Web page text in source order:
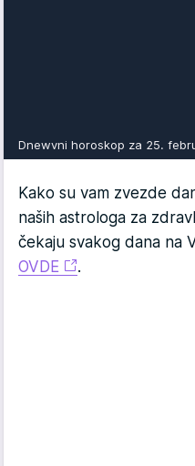
Dnewvni horoskop za 25.
Kako su vam zvezde
naših astrologa za
čekaju svakog dana na
OVDE
.